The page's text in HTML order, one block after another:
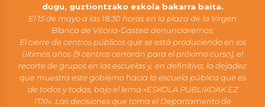
dugu, guztiontzako eskola bakarra baita.
El 15 de mayo a las 18:30 horas en la plaza de la Virgen
Blanca de Vitoria-Gasteiz denunciaremos:
El cierre de centros públicos que se está produciendo en los
últimos años (9 centros cerrarán para el próximo curso), el
recorte de grupos en las escuelas y, en definitiva, la dejadez
que muestra este gobierno hacia la escuela pública que es
de todos y todas, bajo el lema «ESKOLA PUBLIKOAK EZ
ITXI». Las decisiones que toma el Departamento de